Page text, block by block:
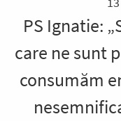
PS Ignatie:
care ne sunt
consumăm